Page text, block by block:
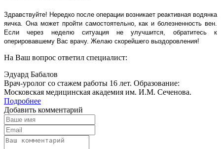
Здравствуйте! Нередко после операции возникает реактивная водянка
яичка. Она может пройти самостоятельно, как и болезненность вен.
Если через неделю ситуация не улучшится, обратитесь к
оперировавшему Вас врачу. Желаю скорейшего выздоровления!
На Ваш вопрос ответил специалист:
Эдуард Бабалов
Врач-уролог со стажем работы 16 лет. Образование:
Московская медицинская академия им. И.М. Сеченова.
Подробнее
Добавить комментарий